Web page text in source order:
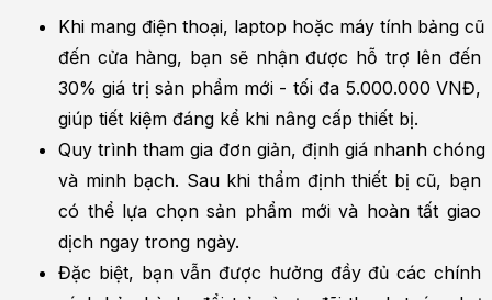
Khi mang điện thoại, laptop hoặc máy tính bảng cũ
đến cửa hàng, bạn sẽ nhận được hỗ trợ lên đến
30% giá trị sản phẩm mới - tối đa 5.000.000 VNĐ,
giúp tiết kiệm đáng kể khi nâng cấp thiết bị.
Quy trình tham gia đơn giản, định giá nhanh chóng
và minh bạch. Sau khi thẩm định thiết bị cũ, bạn
có thể lựa chọn sản phẩm mới và hoàn tất giao
dịch ngay trong ngày.
Đặc biệt, bạn vẫn được hưởng đầy đủ các chính